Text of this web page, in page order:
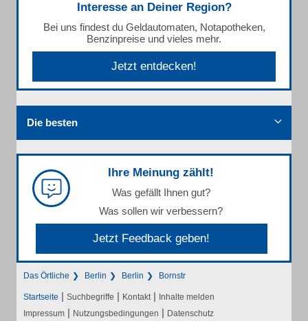
Interesse an Deiner Region?
Bei uns findest du Geldautomaten, Notapotheken,
Benzinpreise und vieles mehr.
Jetzt entdecken!
Die besten
Ihre Meinung zählt!
Was gefällt Ihnen gut?
Was sollen wir verbessern?
Jetzt Feedback geben!
Das Örtliche Berlin Berlin Bornstr
Startseite | Suchbegriffe | Kontakt | Inhalte melden
Impressum | Nutzungsbedingungen | Datenschutz